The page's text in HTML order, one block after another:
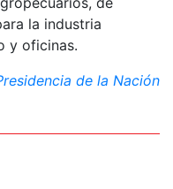
la industria
y oficinas.
de la Nación